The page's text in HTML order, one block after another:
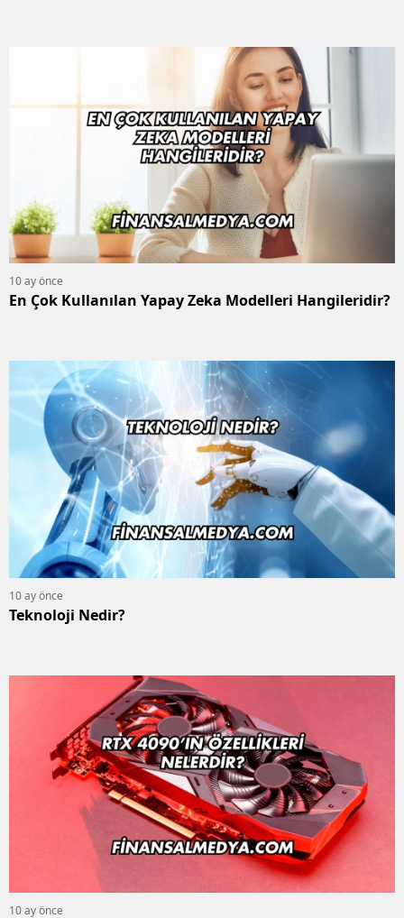
10 ay önce
En Çok Kullanılan Yapay Zeka Modelleri Hangileridir?
10 ay önce
Teknoloji Nedir?
10 ay önce